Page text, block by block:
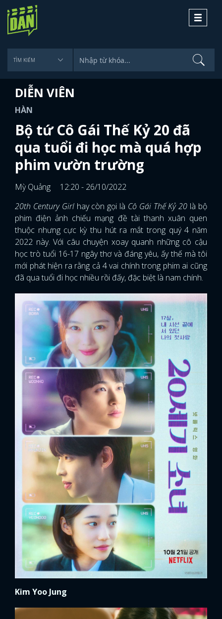
Toggle
DIỄN VIÊN
HÀN
Bộ tứ Cô Gái Thế Kỷ 20 đã
qua tuổi đi học mà quá hợp
phim vườn trường
Mỳ Quảng
12:20 - 26/10/2022
20th Century Girl hay còn gọi là Cô Gái Thế Kỷ 20 là bộ
phim điện ảnh chiếu mạng đề tài thanh xuân quen
thuộc nhưng cực kỳ thu hút ra mắt trong quý 4 năm
2022 này. Với câu chuyện xoay quanh những cô cậu
học trò tuổi 16-17 ngây thơ và đáng yêu, ấy thế mà tôi
mới phát hiện ra rằng cả 4 vai chính trong phim ai cũng
đã qua tuổi đi học nhiều rồi đấy, đặc biệt là nam chính.
Kim Yoo Jung